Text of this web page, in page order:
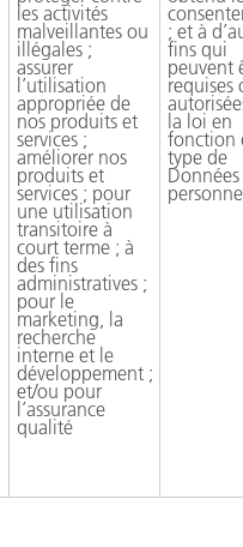
les activités
malveillantes ou
illégales ;
assurer
l’utilisation
appropriée de
nos produits et
services ;
améliorer nos
produits et
services ; pour
une utilisation
transitoire à
court terme ; à
des fins
administratives ;
pour le
marketing, la
recherche
interne et le
développement ;
et/ou pour
l’assurance
qualité
; et à
fins qui
peuvent
requises
la loi en
fonction
type de
Données